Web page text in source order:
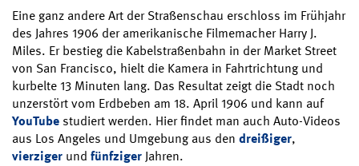
Eine ganz andere Art der Straßenschau erschloss im Frühjahr
des Jahres 1906 der amerikanische Filmemacher Harry J.
Miles. Er bestieg die Kabelstraßenbahn in der Market Street
von San Francisco, hielt die Kamera in Fahrtrichtung und
kurbelte 13 Minuten lang. Das Resultat zeigt die Stadt noch
unzerstört vom Erdbeben am 18. April 1906 und kann auf
YouTube studiert werden. Hier findet man auch Auto-Videos
aus Los Angeles und Umgebung aus den dreißiger,
vierziger und fünfzigerJahren.